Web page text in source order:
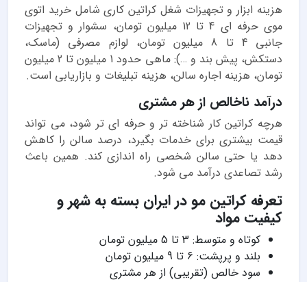
هزینه ابزار و تجهیزات شغل کراتین کاری شامل خرید اتوی
موی حرفه ای 4 تا 12 میلیون تومان، سشوار و تجهیزات
جانبی 4 تا 8 میلیون تومان، لوازم مصرفی (ماسک،
دستکش، پیش بند و …): ماهی حدود 1 میلیون تا 2 میلیون
تومان، هزینه اجاره سالن، هزینه تبلیغات و بازاریابی است.
درآمد ناخالص از هر مشتری
هرچه کراتین کار شناخته تر و حرفه ای تر شود، می تواند
قیمت بیشتری برای خدمات بگیرد، درصد سالن را کاهش
دهد یا حتی سالن شخصی راه اندازی کند. همین باعث
رشد تصاعدی درآمد می شود.
تعرفه کراتین مو در ایران بسته به شهر و
کیفیت مواد
کوتاه و متوسط: 3 تا 5 میلیون تومان
بلند و پرپشت: 6 تا 9 میلیون تومان
سود خالص (تقریبی) از هر مشتری